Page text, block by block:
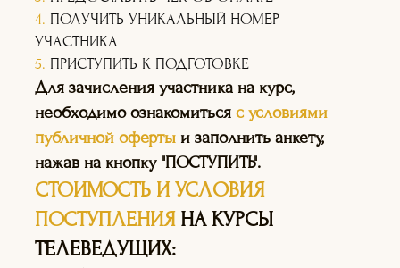
4. ПОЛУЧИТЬ УНИКАЛЬНЫЙ НОМЕР
УЧАСТНИКА
5. ПРИСТУПИТЬ К ПОДГОТОВКЕ
Для зачисления участника на курс,
необходимо ознакомиться с условиями
публичной оферты и заполнить анкету,
нажав на кнопку "ПОСТУПИТЬ".
СТОИМОСТЬ И УСЛОВИЯ
ПОСТУПЛЕНИЯ НА КУРСЫ
ТЕЛЕВЕДУЩИХ: